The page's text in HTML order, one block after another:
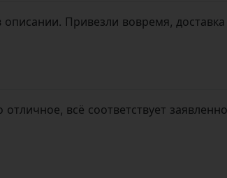
Привезли вовремя,
всё соответствует